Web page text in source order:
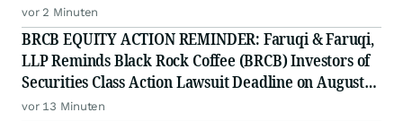
vor 2 Minuten
BRCB EQUITY ACTION REMINDER: Faruqi & Faruqi,
LLP Reminds Black Rock Coffee (BRCB) Investors of
Securities Class Action Lawsuit Deadline on August
17, 2026
vor 13 Minuten